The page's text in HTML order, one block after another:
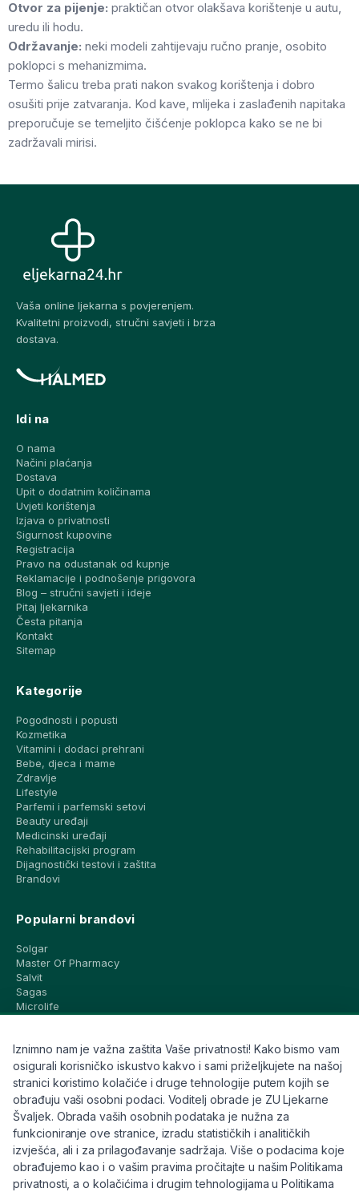
Otvor za pijenje: praktičan otvor olakšava korištenje u autu,
uredu ili hodu.
Održavanje: neki modeli zahtijevaju ručno pranje, osobito
poklopci s mehanizmima.
Termo šalicu treba prati nakon svakog korištenja i dobro
osušiti prije zatvaranja. Kod kave, mlijeka i zaslađenih napitaka
preporučuje se temeljito čišćenje poklopca kako se ne bi
zadržavali mirisi.
Vaša online ljekarna s povjerenjem.
Kvalitetni proizvodi, stručni savjeti i brza
dostava.
Idi na
O nama
Načini plaćanja
Dostava
Upit o dodatnim količinama
Uvjeti korištenja
Izjava o privatnosti
Sigurnost kupovine
Registracija
Pravo na odustanak od kupnje
Reklamacije i podnošenje prigovora
Blog – stručni savjeti i ideje
Pitaj ljekarnika
Česta pitanja
Kontakt
Sitemap
Kategorije
Pogodnosti i popusti
Kozmetika
Vitamini i dodaci prehrani
Bebe, djeca i mame
Zdravlje
Lifestyle
Parfemi i parfemski setovi
Beauty uređaji
Medicinski uređaji
Rehabilitacijski program
Dijagnostički testovi i zaštita
Brandovi
Popularni brandovi
Solgar
Master Of Pharmacy
Salvit
Sagas
Microlife
CeraVe
Eucerin
Avene
Bioderma
Svi brandovi
Info
Trebate pomoć ili imate pitanja?
Iznimno nam je važna zaštita Vaše privatnosti! Kako bismo vam
osigurali korisničko iskustvo kakvo i sami priželjkujete na našoj
stranici koristimo kolačiće i druge tehnologije putem kojih se
obrađuju vaši osobni podaci. Voditelj obrade je ZU Ljekarne
Švaljek. Obrada vaših osobnih podataka je nužna za
funkcioniranje ove stranice, izradu statističkih i analitičkih
izvješća, ali i za prilagođavanje sadržaja. Više o podacima koje
obrađujemo kao i o vašim pravima pročitajte u našim Politikama
privatnosti, a o kolačićima i drugim tehnologijama u Politikama